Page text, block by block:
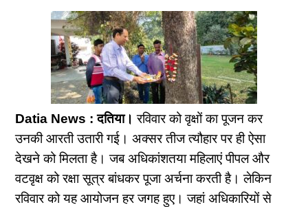
Datia News : दतिया। रविवार को वृक्षों का पूजन कर
उनकी आरती उतारी गई। अक्सर तीज त्यौहार पर ही ऐसा
देखने को मिलता है। जब अधिकांशतया महिलाएं पीपल और
वटवृक्ष को रक्षा सूत्र बांधकर पूजा अर्चना करती है। लेकिन
रविवार को यह आयोजन हर जगह हुए। जहां अधिकारियों से